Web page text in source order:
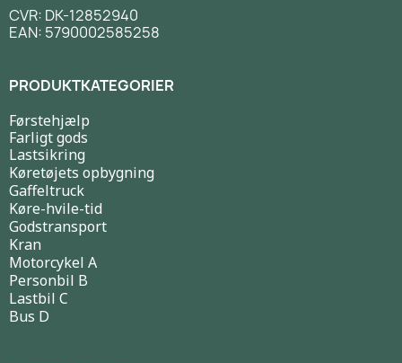
CVR: DK-12852940
EAN: 5790002585258
PRODUKTKATEGORIER
Førstehjælp
Farligt gods
Lastsikring
Køretøjets opbygning
Gaffeltruck
Køre-hvile-tid
Godstransport
Kran
Motorcykel A
Personbil B
Lastbil C
Bus D